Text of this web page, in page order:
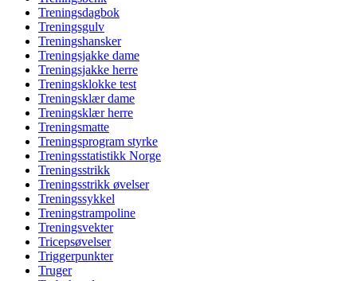
Treningsdagbok
Treningsgulv
Treningshansker
Treningsjakke dame
Treningsjakke herre
Treningsklokke test
Treningsklær dame
Treningsklær herre
Treningsmatte
Treningsprogram styrke
Treningsstatistikk Norge
Treningsstrikk
Treningsstrikk øvelser
Treningssykkel
Treningstrampoline
Treningsvekter
Tricepsøvelser
Triggerpunkter
Truger